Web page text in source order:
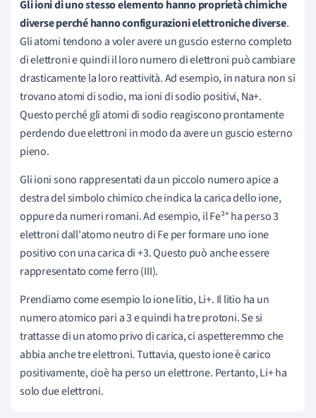
Gli ioni di uno stesso elemento hanno proprietà chimiche
diverse perché hanno configurazioni elettroniche diverse.
Gli atomi tendono a voler avere un guscio esterno completo
di elettroni e quindi il loro numero di elettroni può cambiare
drasticamente la loro reattività. Ad esempio, in natura non si
trovano atomi di sodio, ma ioni di sodio positivi, Na+.
Questo perché gli atomi di sodio reagiscono prontamente
perdendo due elettroni in modo da avere un guscio esterno
pieno.
Gli ioni sono rappresentati da un piccolo numero apice a
destra del simbolo chimico che indica la carica dello ione,
oppure da numeri romani. Ad esempio, il Fe³⁺ ha perso 3
elettroni dall'atomo neutro di Fe per formare uno ione
positivo con una carica di +3. Questo può anche essere
rappresentato come ferro (III).
Prendiamo come esempio lo ione litio, Li+. Il litio ha un
numero atomico pari a 3 e quindi ha tre protoni. Se si
trattasse di un atomo privo di carica, ci aspetteremmo che
abbia anche tre elettroni. Tuttavia, questo ione è carico
positivamente, cioè ha perso un elettrone. Pertanto, Li+ ha
solo due elettroni.